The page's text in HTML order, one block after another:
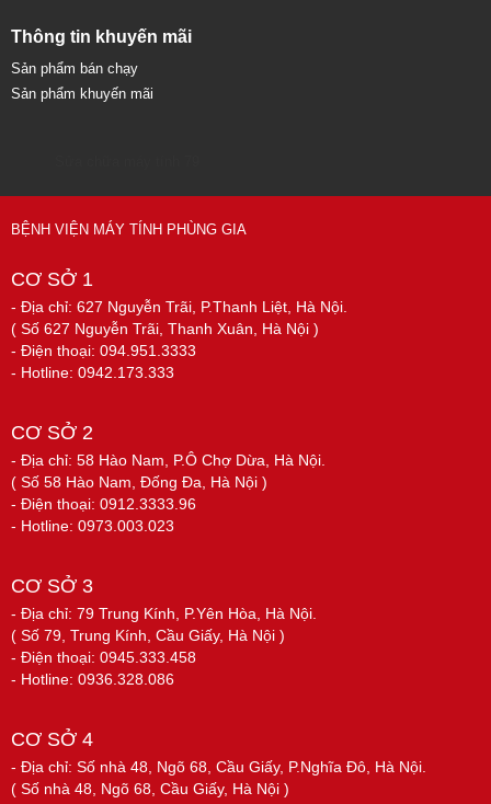
Thông tin khuyến mãi
Sản phẩm bán chạy
Sản phẩm khuyến mãi
BỆNH VIỆN MÁY TÍNH PHÙNG GIA
CƠ SỞ 1
- Địa chỉ: 627 Nguyễn Trãi, P.Thanh Liệt, Hà Nội.
( Số 627 Nguyễn Trãi, Thanh Xuân, Hà Nội )
- Điện thoại: 094.951.3333
- Hotline: 0942.173.333
CƠ SỞ 2
- Địa chỉ: 58 Hào Nam, P.Ô Chợ Dừa, Hà Nội.
( Số 58 Hào Nam, Đống Đa, Hà Nội )
- Điện thoại: 0912.3333.96
- Hotline: 0973.003.023
CƠ SỞ 3
- Địa chỉ: 79 Trung Kính, P.Yên Hòa, Hà Nội.
( Số 79, Trung Kính, Cầu Giấy, Hà Nội )
- Điện thoại: 0945.333.458
- Hotline: 0936.328.086
CƠ SỞ 4
- Địa chỉ: Số nhà 48, Ngõ 68, Cầu Giấy, P.Nghĩa Đô, Hà Nội.
( Số nhà 48, Ngõ 68, Cầu Giấy, Hà Nội )